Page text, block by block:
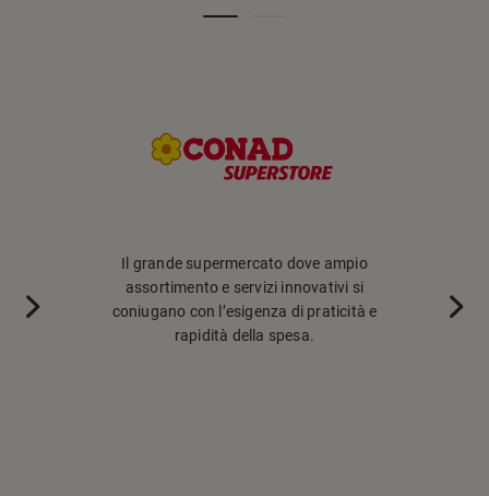
Il grande supermercato dove ampio
assortimento e servizi innovativi si
coniugano con l’esigenza di praticità e
rapidità della spesa.
di